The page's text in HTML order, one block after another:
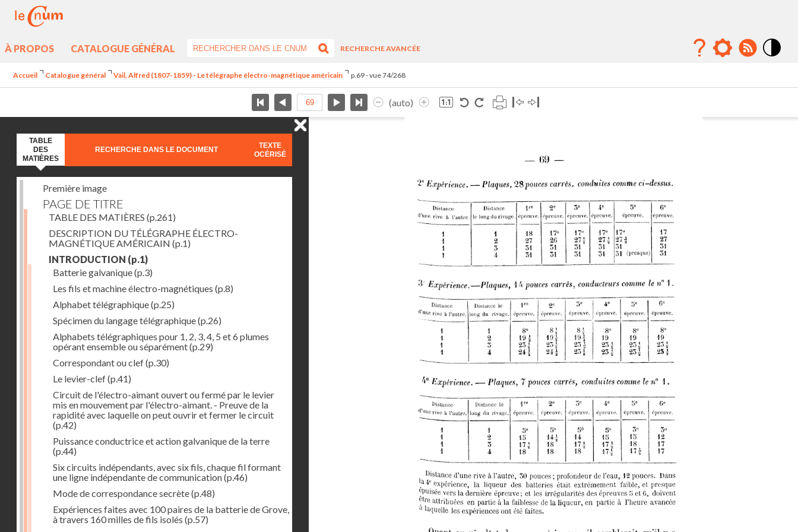
À PROPOS CATALOGUE GÉNÉRAL
RECHERCHE AVANCÉE
Accueil Catalogue général Vail, Alfred (1807-1859) - Le télégraphe électro-magnétique américain p.69 - vue 74/268
(auto)
TABLE
DES
MATIÈRES
RECHERCHE DANS LE DOCUMENT
TEXTE
OCÉRISÉ
Première image
PAGE DE TITRE
TABLE DES MATIÈRES (p.261)
DESCRIPTION DU TÉLÉGRAPHE ÉLECTRO-
MAGNÉTIQUE AMÉRICAIN (p.1)
INTRODUCTION (p.1)
Batterie galvanique(p.3)
Les fils et machine électro-magnétiques (p.8)
Alphabet télégraphique(p.25)
Spécimen du langage télégraphique(p.26)
Alphabets télégraphiques pour 1, 2, 3, 4, 5 et 6 plumes
opérant ensemble ou séparément(p.29)
Correspondant ou clef(p.30)
Le levier-clef(p.41)
Circuit de l'électro-aimant ouvert ou fermé par le levier
mis en mouvement par l'électro-aimant. - Preuve de la
rapidité avec laquelle on peut ouvrir et fermer le circuit
(p.42)
Puissance conductrice et action galvanique de la terre
(p.44)
Six circuits indépendants, avec six fils, chaque fil formant
une ligne indépendante de communication(p.46)
Mode de correspondance secrète(p.48)
Expériences faites avec 100 paires de la batterie de Grove,
à travers 160 milles de fils isolés (p.57)